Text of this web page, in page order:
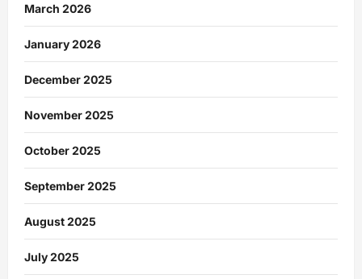
March 2026
January 2026
December 2025
November 2025
October 2025
September 2025
August 2025
July 2025